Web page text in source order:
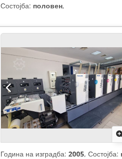
Состојба: половен,
Година на изградба: 2005, Состојба: